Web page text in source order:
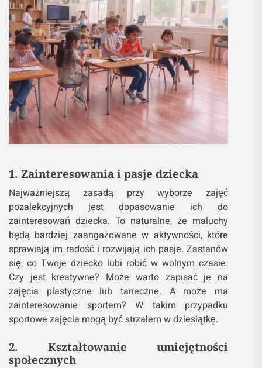
1. Zainteresowania i pasje dziecka
Najważniejszą zasadą przy wyborze zajęć
pozalekcyjnych jest dopasowanie ich do
zainteresowań dziecka. To naturalne, że maluchy
będą bardziej zaangażowane w aktywności, które
sprawiają im radość i rozwijają ich pasje. Zastanów
się, co Twoje dziecko lubi robić w wolnym czasie.
Czy jest kreatywne? Może warto zapisać je na
zajęcia plastyczne lub taneczne. A może ma
zainteresowanie sportem? W takim przypadku
sportowe zajęcia mogą być strzałem w dziesiątkę.
2. Kształtowanie umiejętności
społecznych